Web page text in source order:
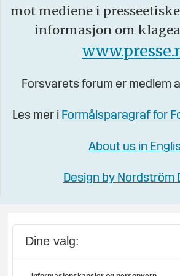
mot mediene i
informasjon om
Forsvarets forum er medlem
Les mer i Formålsparagraf for
About us in
Design by Nordström
Dine valg: